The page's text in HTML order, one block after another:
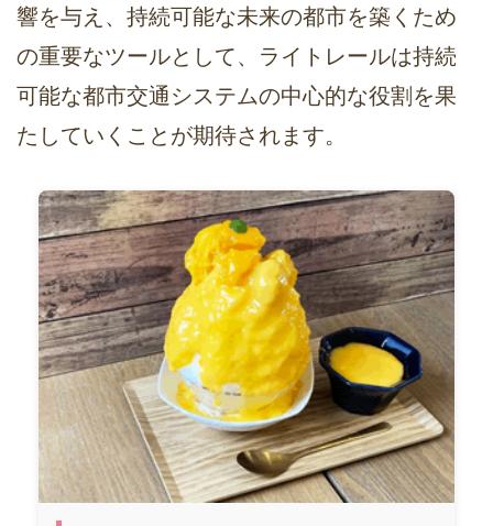
響を与え、持続可能な未来の都市を築くため
の重要なツールとして、ライトレールは持続
可能な都市交通システムの中心的な役割を果
たしていくことが期待されます。